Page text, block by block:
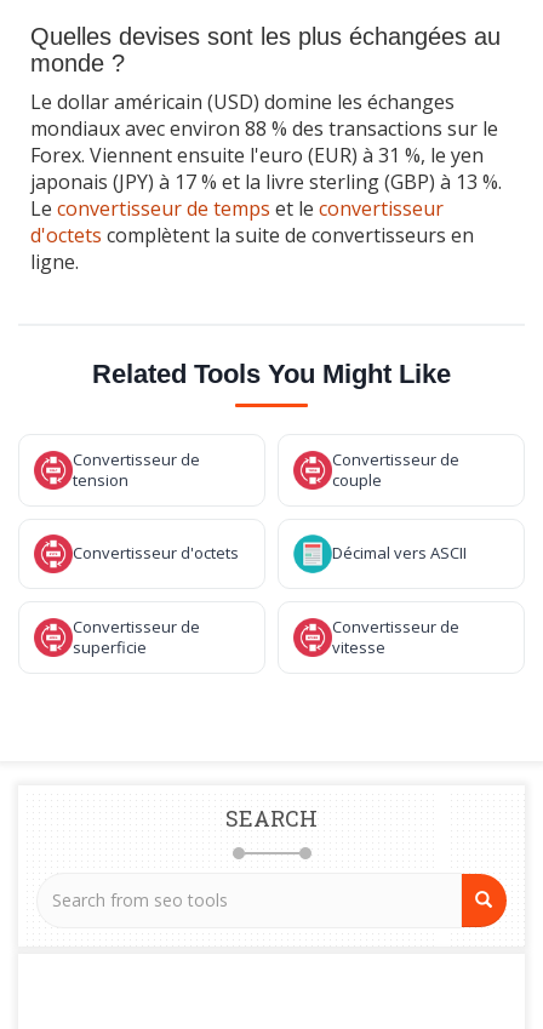
Quelles devises sont les plus échangées au
monde ?
Le dollar américain (USD) domine les échanges
mondiaux avec environ 88 % des transactions sur le
Forex. Viennent ensuite l'euro (EUR) à 31 %, le yen
japonais (JPY) à 17 % et la livre sterling (GBP) à 13 %.
Le convertisseur de temps et le convertisseur
d'octets complètent la suite de convertisseurs en
ligne.
Related Tools You Might Like
Convertisseur de
tension
Convertisseur de
couple
Convertisseur d'octets Décimal vers ASCII
Convertisseur de
superficie
Convertisseur de
vitesse
SEARCH